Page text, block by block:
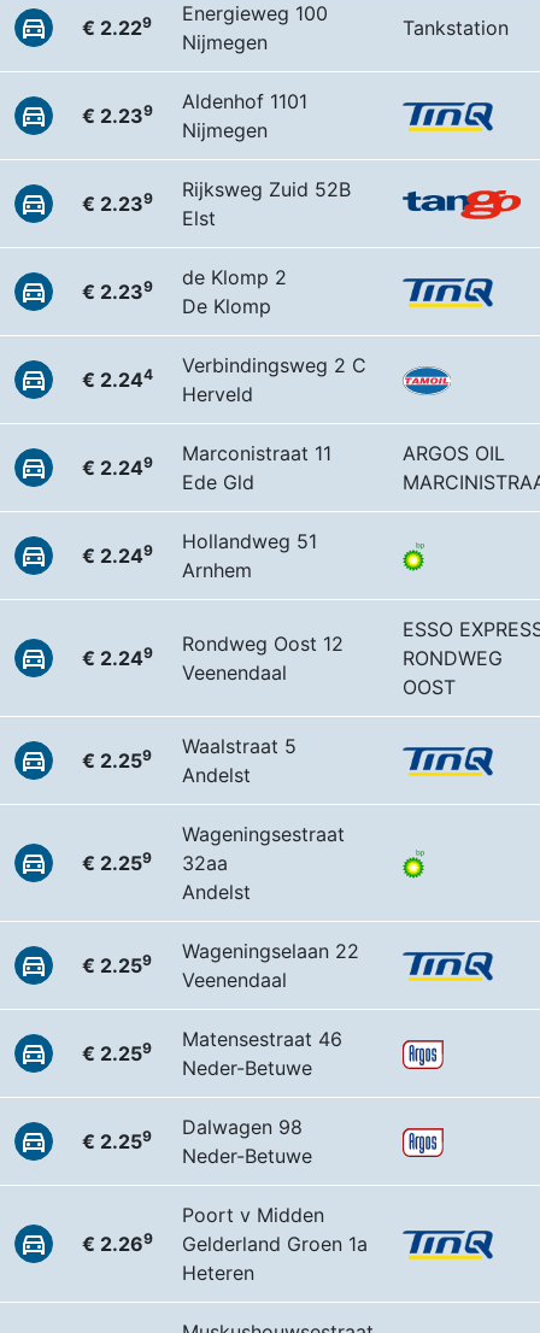
€ 2.229
Energieweg 100
Nijmegen
Tankstation
€ 2.239
Aldenhof 1101
Nijmegen
€ 2.239
Rijksweg Zuid 52B
Elst
€ 2.239
de Klomp 2
De Klomp
€ 2.244
Verbindingsweg 2 C
Herveld
€ 2.249
Marconistraat 11
Ede Gld
ARGOS OIL
€ 2.249
Hollandweg 51
Arnhem
€ 2.249
Rondweg Oost 12
Veenendaal
ESSO
RONDWEG
OOST
€ 2.259
Waalstraat 5
Andelst
€ 2.259
Wageningsestraat
32aa
Andelst
€ 2.259
Wageningselaan 22
Veenendaal
€ 2.259
Matensestraat 46
Neder-Betuwe
€ 2.259
Dalwagen 98
Neder-Betuwe
€ 2.269
Poort v Midden
Gelderland Groen 1a
Heteren